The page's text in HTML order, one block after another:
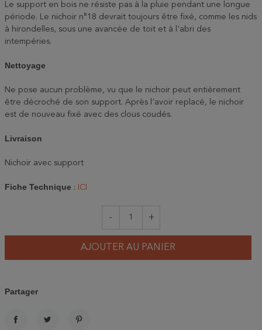
Le support en bois ne résiste pas à la pluie pendant une longue
période. Le nichoir n°18 devrait toujours être fixé, comme les nids
à hirondelles, sous une avancée de toit et à l'abri des
intempéries.
Nettoyage
Ne pose aucun problème, vu que le nichoir peut entièrement
être décroché de son support. Après l'avoir replacé, le nichoir
est de nouveau fixé avec des clous coudés.
Livraison
Nichoir avec support
Fiche Technique : ICI
- +
AJOUTER AU PANIER
Partager